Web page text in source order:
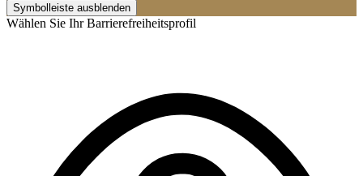
Symbolleiste ausblenden
Wählen Sie Ihr Barrierefreiheitsprofil